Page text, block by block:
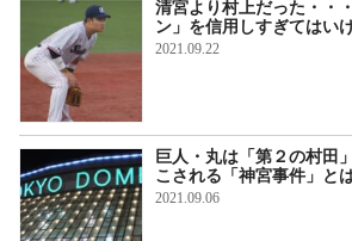
清宮より村上だった・・
ン」を信用しすぎてはい
2021.09.22
巨人・丸は「第２の村田
こされる「神宮事件」と
2021.09.06